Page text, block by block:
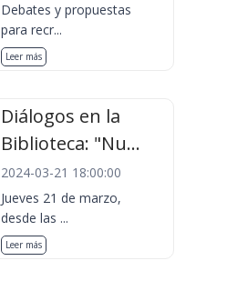
Debates y propuestas
para recr...
Leer más
Diálogos en la
Biblioteca: "Nu...
2024-03-21 18:00:00
Jueves 21 de marzo,
desde las ...
Leer más